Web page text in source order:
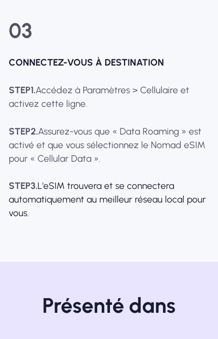
03
CONNECTEZ-VOUS À DESTINATION
STEP1.Accédez à Paramètres > Cellulaire et
activez cette ligne.
STEP2.Assurez-vous que « Data Roaming » est
activé et que vous sélectionnez le Nomad eSIM
pour « Cellular Data ».
STEP3.L'eSIM trouvera et se connectera
automatiquement au meilleur réseau local pour
vous.
Présenté dans